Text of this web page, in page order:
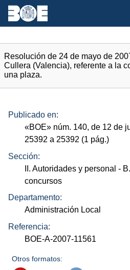
Resolución de 24 de mayo de
Cullera (Valencia), referente a la
una plaza.
Publicado en:
«BOE» núm. 140, de 12 de
25392 a 25392 (1 pág.)
Sección:
II. Autoridades y personal -
concursos
Departamento:
Administración Local
Referencia:
BOE-A-2007-11561
Otros formatos: